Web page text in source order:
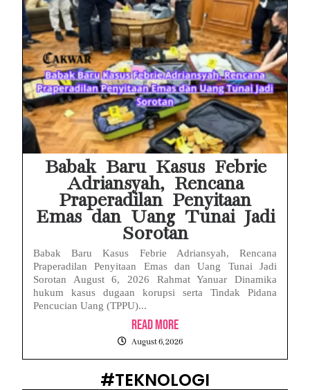
Babak Baru Kasus Febrie
Adriansyah, Rencana
Praperadilan Penyitaan
Emas dan Uang Tunai Jadi
Sorotan
Babak Baru Kasus Febrie Adriansyah, Rencana
Praperadilan Penyitaan Emas dan Uang Tunai Jadi
Sorotan August 6, 2026 Rahmat Yanuar Dinamika
hukum kasus dugaan korupsi serta Tindak Pidana
Pencucian Uang (TPPU)...
Read More
August 6, 2026
#TEKNOLOGI